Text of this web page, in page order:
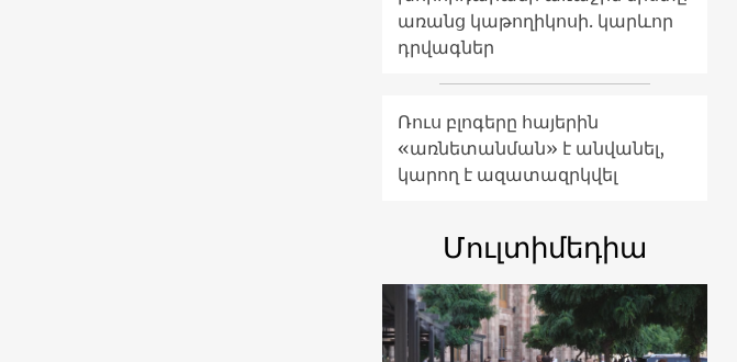
առանց կաթողիկոսի. կարևոր
դրվագներ
Ռուս բլոգերը հայերին
«առնետանման» է անվանել,
կարող է ազատազրկվել
Մուլտիմեդիա